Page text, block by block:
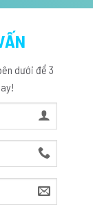
dưới để 3